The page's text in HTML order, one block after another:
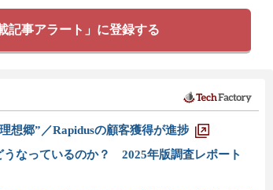
記事アラート」に登録する
想郷”／Rapidusの顧客獲得が進捗
なっているのか？ 2025年版調査レポート